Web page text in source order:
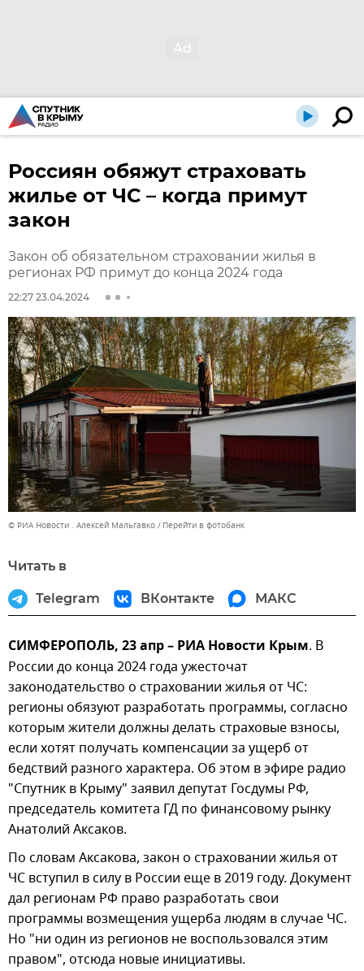
Россиян обяжут страховать
жилье от ЧС – когда примут
закон
Закон об обязательном страховании жилья в
регионах РФ примут до конца 2024 года
22:27 23.04.2024
© РИА Новости . Алексей Мальгавко Перейти в фотобанк
Читать в
Telegram ВКонтакте МАКС
СИМФЕРОПОЛЬ, 23 апр – РИА Новости Крым. В
России до конца 2024 года ужесточат
законодательство о страховании жилья от ЧС:
регионы обязуют разработать программы, согласно
которым жители должны делать страховые взносы,
если хотят получать компенсации за ущерб от
бедствий разного характера. Об этом в эфире радио
"Спутник в Крыму" заявил депутат Госдумы РФ,
председатель комитета ГД по финансовому рынку
Анатолий Аксаков.
По словам Аксакова, закон о страховании жилья от
ЧС вступил в силу в России еще в 2019 году. Документ
дал регионам РФ право разработать свои
программы возмещения ущерба людям в случае ЧС.
Но "ни один из регионов не воспользовался этим
правом", отсюда новые инициативы.